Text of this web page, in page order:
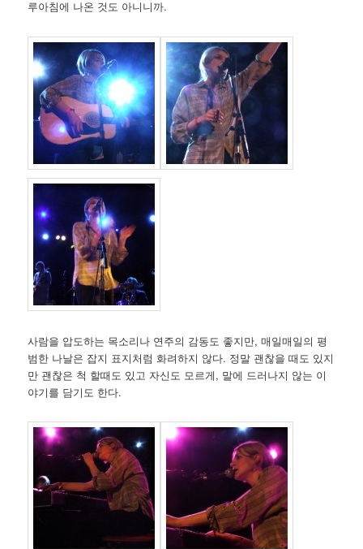
루아침에 나온 것도 아니니까.
사람을 압도하는 목소리나 연주의 감동도 좋지만, 매일매일의 평
범한 나날은 잡지 표지처럼 화려하지 않다. 정말 괜찮을 때도 있지
만 괜찮은 척 할때도 있고 자신도 모르게, 말에 드러나지 않는 이
야기를 담기도 한다.